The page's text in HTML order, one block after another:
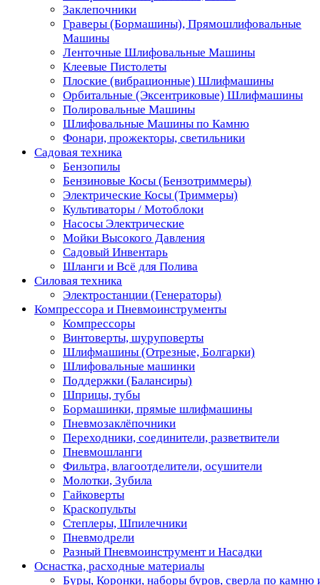
Заклепочники
Граверы (Бормашины), Прямошлифовальные
Машины
Ленточные Шлифовальные Машины
Клеевые Пистолеты
Плоские (вибрационные) Шлифмашины
Орбитальные (Эксентриковые) Шлифмашины
Полировальные Машины
Шлифовальные Машины по Камню
Фонари, прожекторы, светильники
Садовая техника
Бензопилы
Бензиновые Косы (Бензотриммеры)
Электрические Косы (Триммеры)
Культиваторы / Мотоблоки
Насосы Электрические
Мойки Высокого Давления
Садовый Инвентарь
Шланги и Всё для Полива
Силовая техника
Электростанции (Генераторы)
Компрессора и Пневмоинструменты
Компрессоры
Винтоверты, шуруповерты
Шлифмашины (Отрезные, Болгарки)
Шлифовальные машинки
Поддержки (Балансиры)
Шприцы, тубы
Бормашинки, прямые шлифмашины
Пневмозаклёпочники
Переходники, соединители, разветвители
Пневмошланги
Фильтра, влагоотделители, осушители
Молотки, Зубила
Гайковерты
Краскопульты
Степлеры, Шпилечники
Пневмодрели
Разный Пневмоинструмент и Насадки
Оснастка, расходные материалы
Буры, Коронки, наборы буров, сверла по камню